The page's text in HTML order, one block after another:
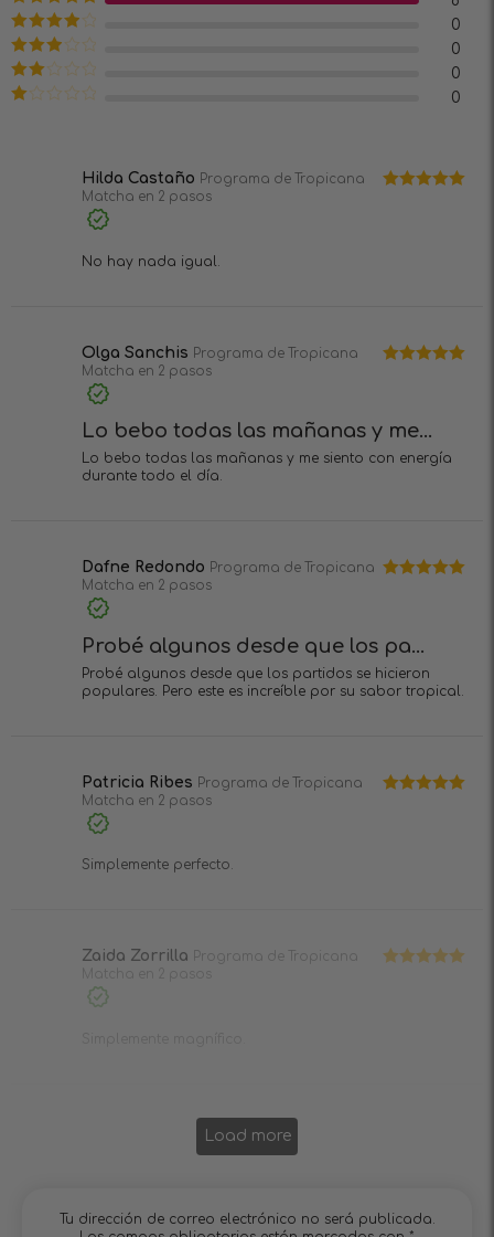
Valorado en
5
de 5
Valorado
en 4 de 5
0
Valorado
en
3
de
5
0
Valorado
0
0
Hilda Castaño Programa de Tropicana
Matcha en 2 pasos
No hay nada igual.
Olga Sanchis Programa de Tropicana
Matcha en 2 pasos
Lo bebo todas las mañanas y me...
Lo bebo todas las mañanas y me siento con energía
durante todo el día.
Dafne Redondo Programa de Tropicana
Matcha en 2 pasos
Probé algunos desde que los pa...
Probé algunos desde que los partidos se hicieron
populares. Pero este es increíble por su sabor tropical.
Patricia Ribes Programa de Tropicana
Matcha en 2 pasos
Simplemente perfecto.
Zaida Zorrilla
Programa de Tropicana
Load more
Tu dirección de correo electrónico no será publicada.